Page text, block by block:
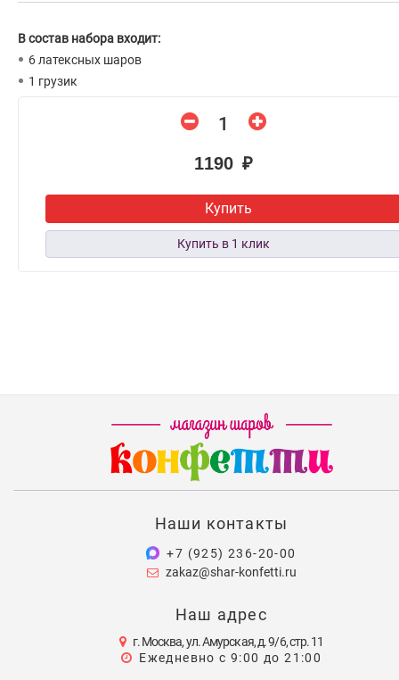
В состав набора входит:
6 латексных шаров
1 грузик
1190 ₽
Купить
Наши контакты
+7 (925) 236-20-00
zakaz@shar-konfetti.ru
Наш адрес
г. Москва, ул. Амурская, д. 9/6, стр. 11
Ежедневно с 9:00 до 21:00